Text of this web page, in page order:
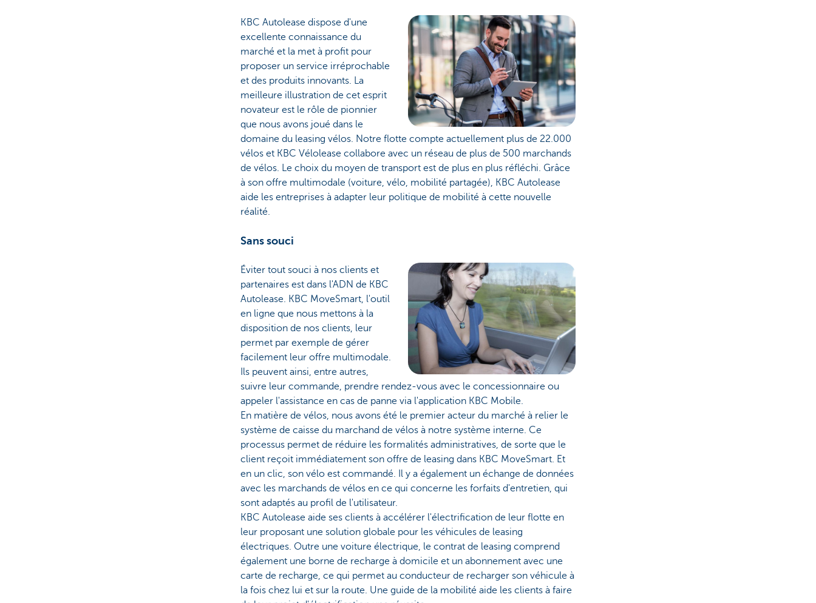
KBC Autolease dispose d'une
excellente connaissance du
marché et la met à profit pour
proposer un service irréprochable
et des produits innovants. La
meilleure illustration de cet esprit
novateur est le rôle de pionnier
que nous avons joué dans le
domaine du leasing vélos. Notre flotte compte actuellement plus de 22.000
vélos et KBC Vélolease collabore avec un réseau de plus de 500 marchands
de vélos. Le choix du moyen de transport est de plus en plus réfléchi. Grâce
à son offre multimodale (voiture, vélo, mobilité partagée), KBC Autolease
aide les entreprises à adapter leur politique de mobilité à cette nouvelle
réalité.
Sans souci
Éviter tout souci à nos clients et
partenaires est dans l'ADN de KBC
Autolease. KBC MoveSmart, l'outil
en ligne que nous mettons à la
disposition de nos clients, leur
permet par exemple de gérer
facilement leur offre multimodale.
Ils peuvent ainsi, entre autres,
suivre leur commande, prendre rendez-vous avec le concessionnaire ou
appeler l'assistance en cas de panne via l'application KBC Mobile.
En matière de vélos, nous avons été le premier acteur du marché à relier le
système de caisse du marchand de vélos à notre système interne. Ce
processus permet de réduire les formalités administratives, de sorte que le
client reçoit immédiatement son offre de leasing dans KBC MoveSmart. Et
en un clic, son vélo est commandé. Il y a également un échange de données
avec les marchands de vélos en ce qui concerne les forfaits d'entretien, qui
sont adaptés au profil de l'utilisateur.
KBC Autolease aide ses clients à accélérer l'électrification de leur flotte en
leur proposant une solution globale pour les véhicules de leasing
électriques. Outre une voiture électrique, le contrat de leasing comprend
également une borne de recharge à domicile et un abonnement avec une
carte de recharge, ce qui permet au conducteur de recharger son véhicule à
la fois chez lui et sur la route. Une guide de la mobilité aide les clients à faire